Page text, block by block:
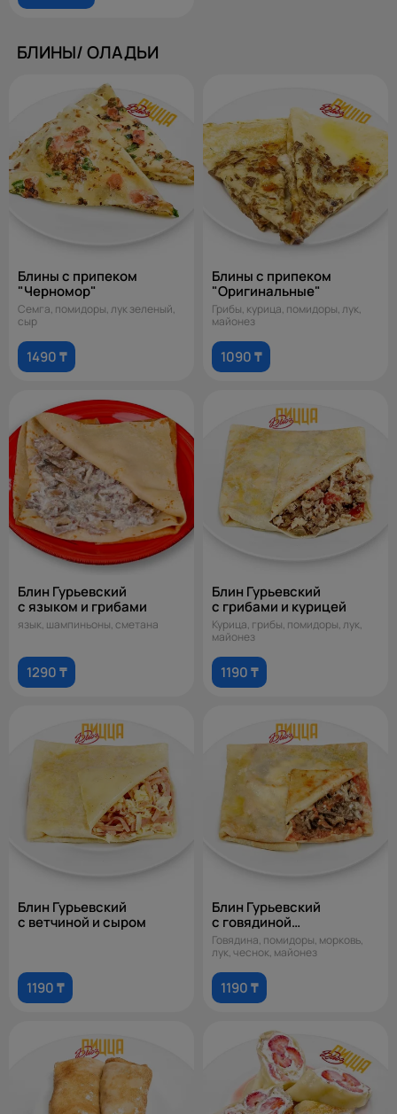
БЛИНЫ/ ОЛАДЬИ
Блины с припеком
"Черномор"
Семга, помидоры, лук зеленый,
сыр
1490 ₸
Блины с припеком
"Оригинальные"
Грибы, курица, помидоры, лук,
майонез
1090 ₸
Блин Гурьевский
с языком и грибами
язык, шампиньоны, сметана
1290 ₸
Блин Гурьевский
с грибами и курицей
Курица, грибы, помидоры, лук,
майонез
1190 ₸
Блин Гурьевский
с ветчиной и сыром
1190 ₸
Блин Гурьевский
с говядиной
и помидорами
Говядина, помидоры, морковь,
лук, чеснок, майонез
1190 ₸